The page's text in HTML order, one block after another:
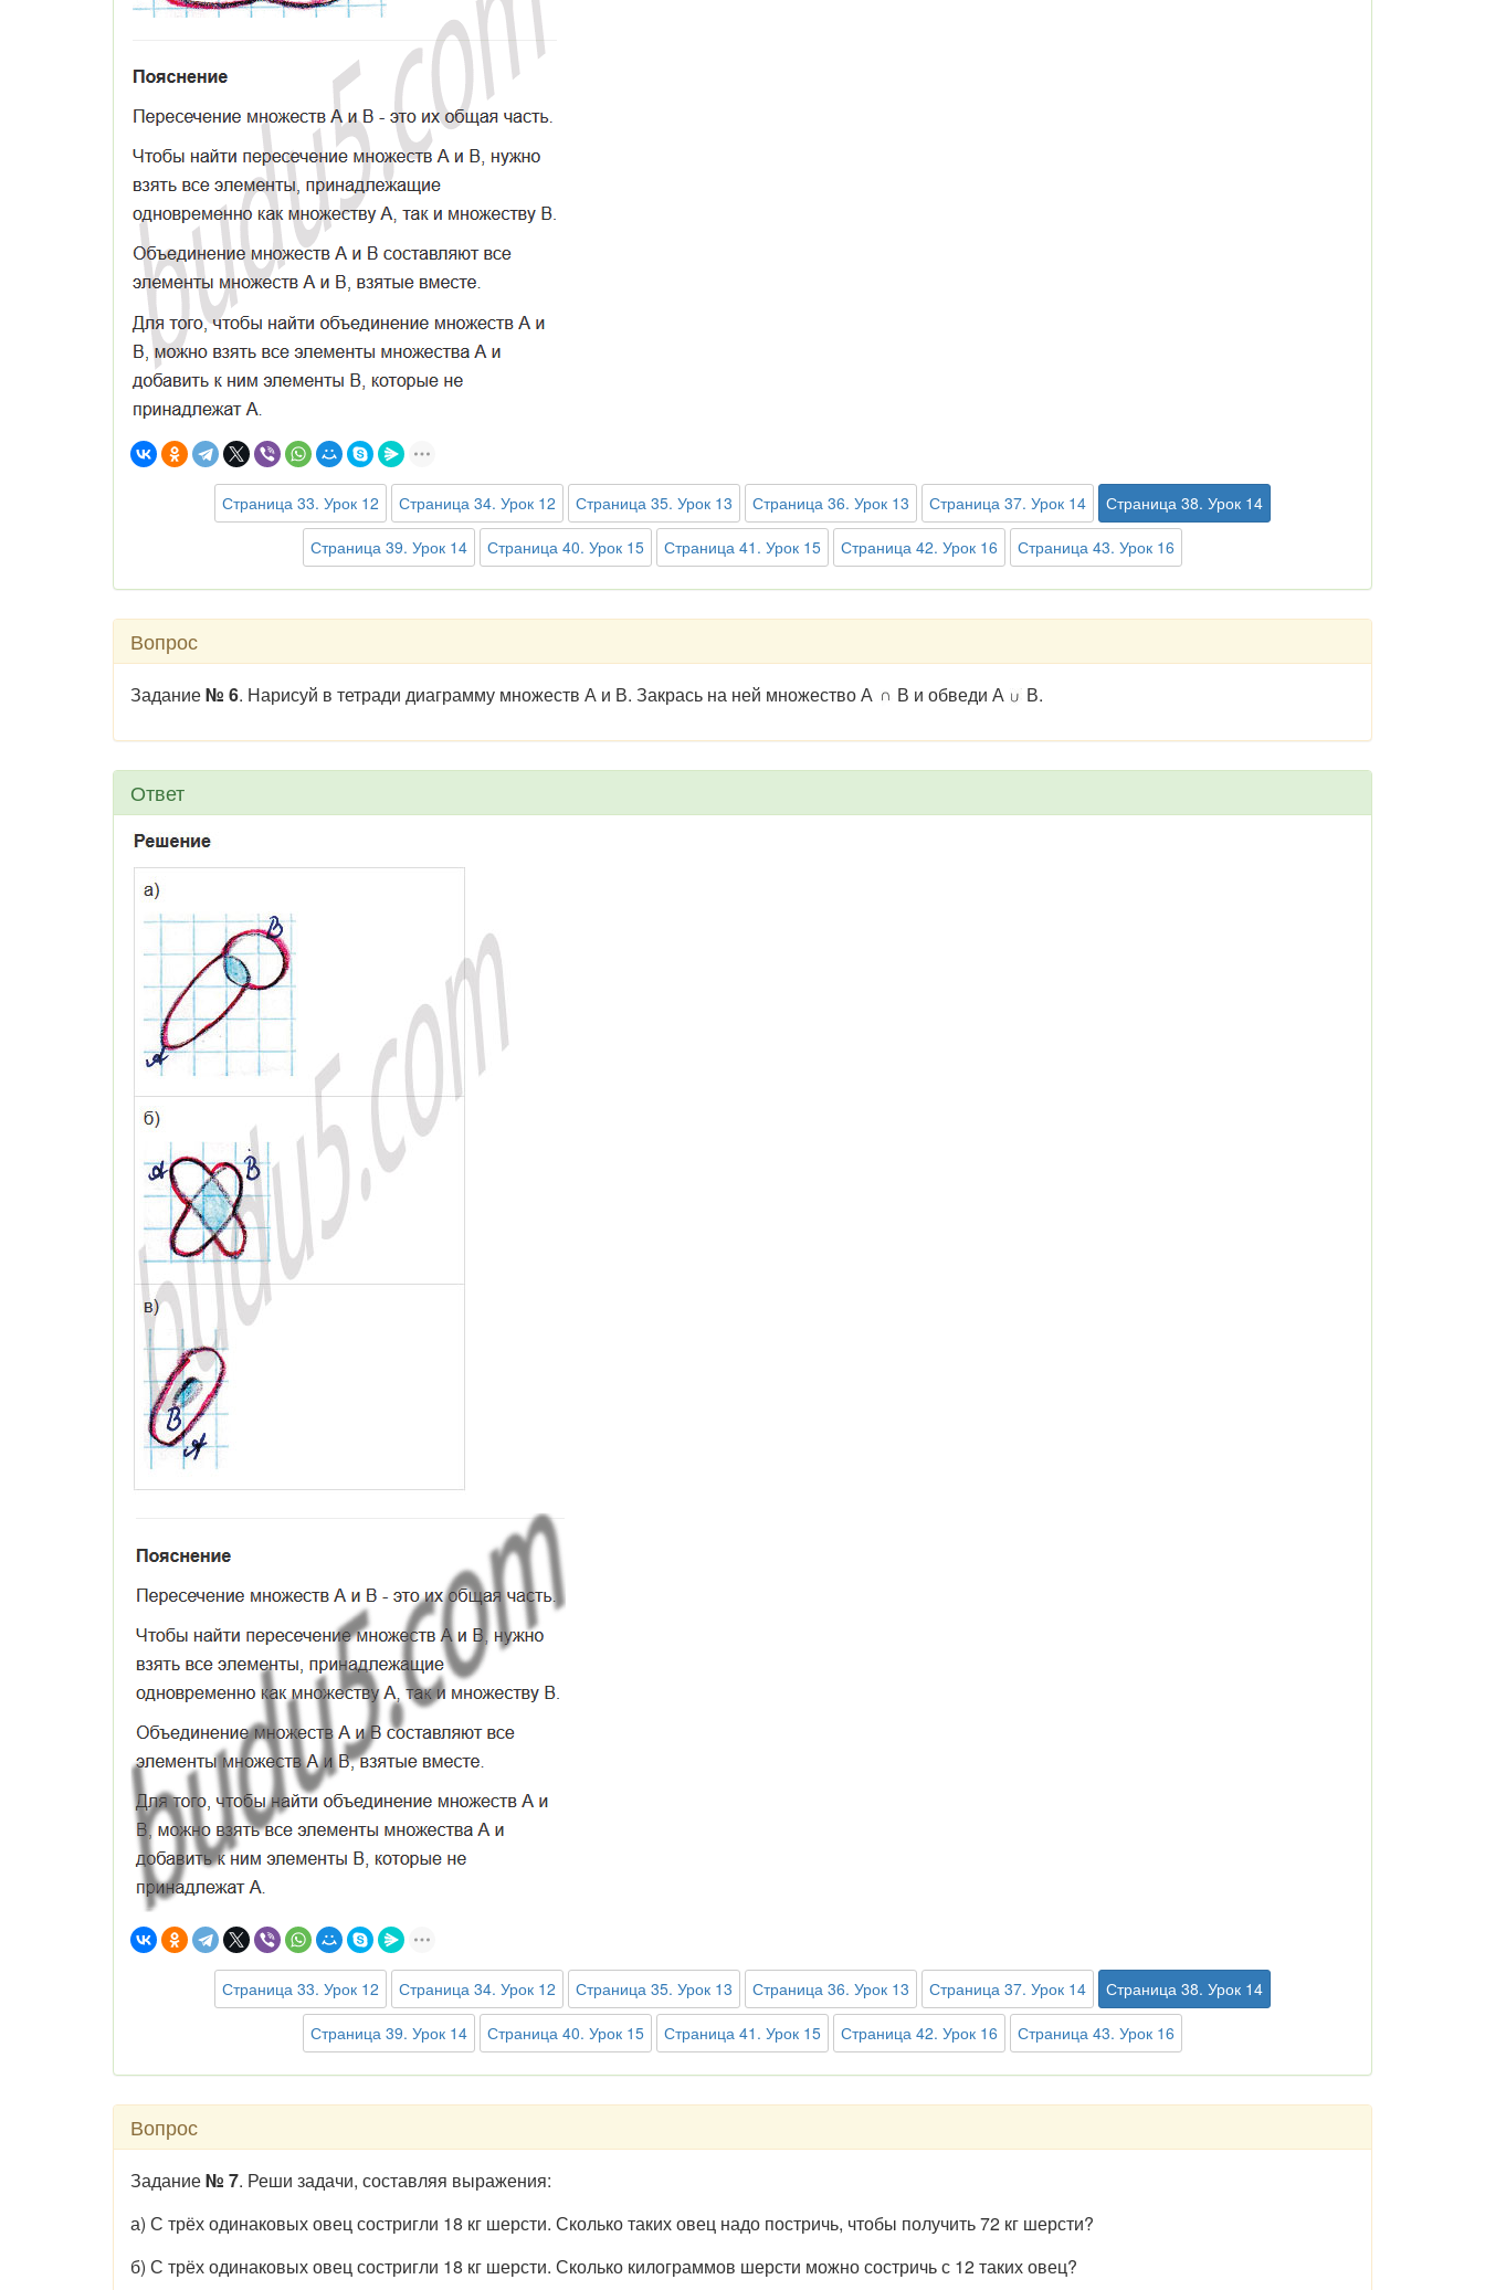
Страница 33. Урок 12 Страница 34. Урок 12 Страница 35. Урок 13 Страница 36. Урок 13 Страница 37. Урок 14
Страница 38. Урок 14
Страница 39. Урок 14
Страница 40. Урок 15 Страница 41. Урок 15 Страница 42. Урок 16 Страница 43. Урок 16
Вопрос
Задание№ 6. Нарисуй в тетради диаграмму множеств А и В. Закрась на ней множество А В и обведи А В.
Ответ
Страница 33. Урок 12 Страница 34. Урок 12 Страница 35. Урок 13 Страница 36. Урок 13 Страница 37. Урок 14
Страница 38. Урок 14
Страница 39. Урок 14
Страница 40. Урок 15 Страница 41. Урок 15 Страница 42. Урок 16 Страница 43. Урок 16
Вопрос
Задание№ 7. Реши задачи, составляя выражения:
а) С трёх одинаковых овец состригли 18 кг шерсти. Сколько таких овец надо постричь, чтобы получить 72 кг шерсти?
б) С трёх одинаковых овец состригли 18 кг шерсти. Сколько килограммов шерсти можно состричь с 12 таких овец?